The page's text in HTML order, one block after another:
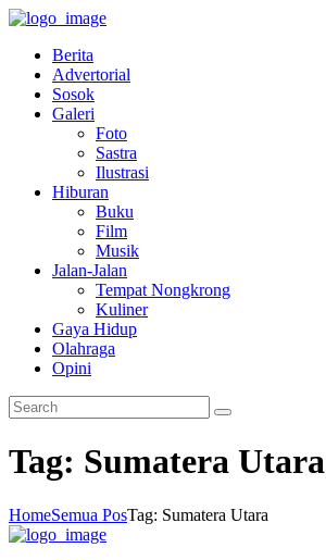
Berita
Advertorial
Sosok
Galeri
Foto
Sastra
Ilustrasi
Hiburan
Buku
Film
Musik
Jalan-Jalan
Tempat Nongkrong
Kuliner
Gaya Hidup
Olahraga
Opini
Tag: Sumatera Utara
HomeSemua PosTag: Sumatera Utara